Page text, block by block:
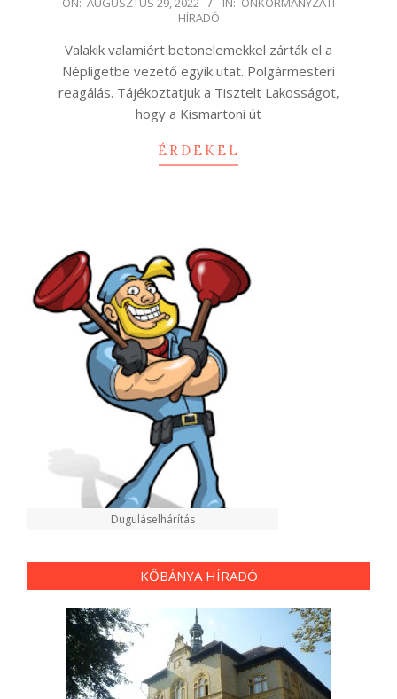
29
HÍRADÓ
Valakik valamiért betonelemekkel zárták el a
Népligetbe vezető egyik utat. Polgármesteri
reagálás. Tájékoztatjuk a Tisztelt Lakosságot,
hogy a Kismartoni út
ÉRDEKEL
Duguláselhárítás
KŐBÁNYA HÍRADÓ